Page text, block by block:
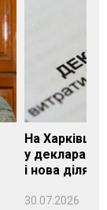
На
у декларації
і нова
30.07.2026